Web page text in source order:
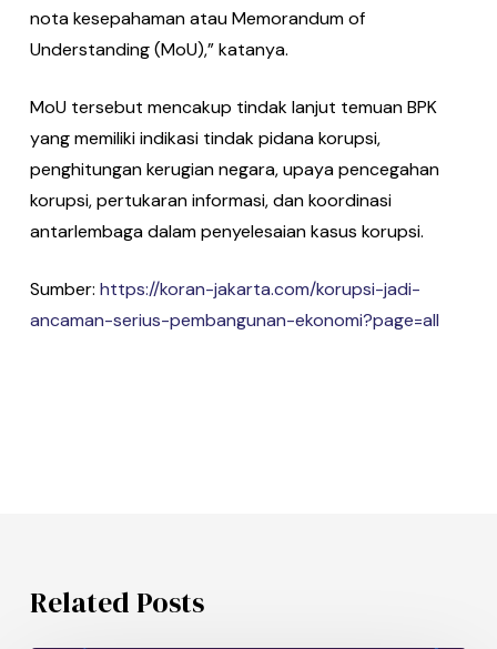
nota kesepahaman atau Memorandum of
Understanding (MoU),” katanya.
MoU tersebut mencakup tindak lanjut temuan BPK
yang memiliki indikasi tindak pidana korupsi,
penghitungan kerugian negara, upaya pencegahan
korupsi, pertukaran informasi, dan koordinasi
antarlembaga dalam penyelesaian kasus korupsi.
Sumber: https://koran-jakarta.com/korupsi-jadi-
ancaman-serius-pembangunan-ekonomi?page=all
Related Posts